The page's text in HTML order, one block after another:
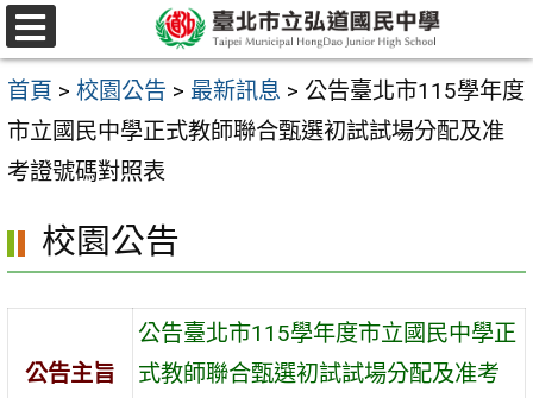
跳
至
主
要
內
區
選
單
首頁 > 校園公告 > 最新訊息 > 公告臺北市115學年度
市立國民中學正式教師聯合甄選初試試場分配及准
考證號碼對照表
校園公告
公告主旨
公告臺北市115學年度市立國民中學正
式教師聯合甄選初試試場分配及准考